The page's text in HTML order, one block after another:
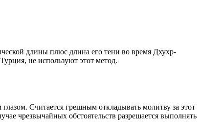
длины плюс длина его тени во время Дхухр-
не используют этот метод.
Считается грешным откладывать молитву за этот
чрезвычайных обстоятельств разрешается выполнять